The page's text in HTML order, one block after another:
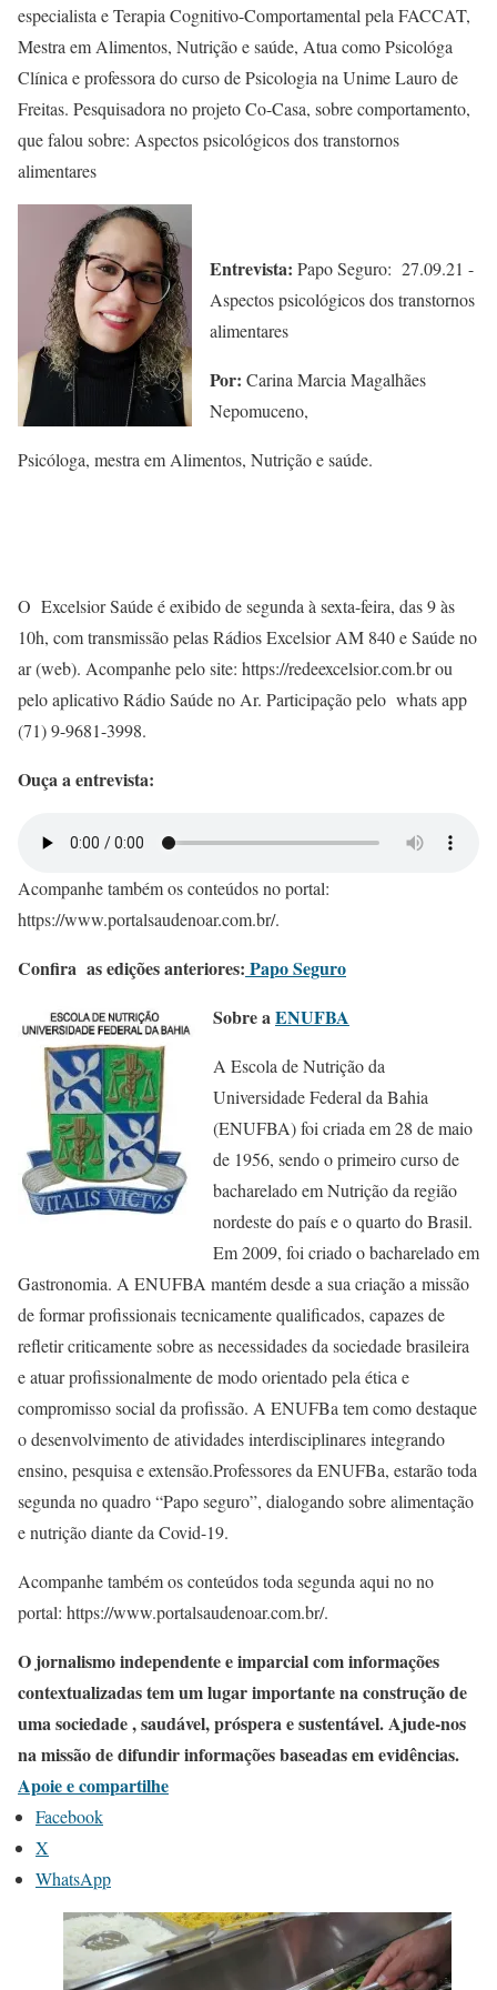
especialista e Terapia Cognitivo-Comportamental pela FACCAT,
Mestra em Alimentos, Nutrição e saúde, Atua como Psicológa
Clínica e professora do curso de Psicologia na Unime Lauro de
Freitas. Pesquisadora no projeto Co-Casa, sobre comportamento,
que falou sobre: Aspectos psicológicos dos transtornos
alimentares
Entrevista: Papo Seguro: 27.09.21 -
Aspectos psicológicos dos transtornos
alimentares
Por: Carina Marcia Magalhães
Nepomuceno,
Psicóloga, mestra em Alimentos, Nutrição e saúde.
O Excelsior Saúde é exibido de segunda à sexta-feira, das 9 às
10h, com transmissão pelas Rádios Excelsior AM 840 e Saúde no
ar (web). Acompanhe pelo site: https://redeexcelsior.com.br ou
pelo aplicativo Rádio Saúde no Ar. Participação pelo whats app
(71) 9-9681-3998.
Ouça a entrevista:
Acompanhe também os conteúdos no portal:
https://www.portalsaudenoar.com.br/.
Confira as edições anteriores: Papo Seguro
Sobre aENUFBA
A Escola de Nutrição da
Universidade Federal da Bahia
(ENUFBA) foi criada em 28 de maio
de 1956, sendo o primeiro curso de
bacharelado em Nutrição da região
nordeste do país e o quarto do Brasil.
Em 2009, foi criado o bacharelado em
Gastronomia. A ENUFBA mantém desde a sua criação a missão
de formar profissionais tecnicamente qualificados, capazes de
refletir criticamente sobre as necessidades da sociedade brasileira
e atuar profissionalmente de modo orientado pela ética e
compromisso social da profissão. A ENUFBa tem como destaque
o desenvolvimento de atividades interdisciplinares integrando
ensino, pesquisa e extensão.Professores da ENUFBa, estarão toda
segunda no quadro “Papo seguro”, dialogando sobre alimentação
e nutrição diante da Covid-19.
Acompanhe também os conteúdos toda segunda aqui no no
portal: https://www.portalsaudenoar.com.br/.
O jornalismo independente e imparcial com informações
contextualizadas tem um lugar importante na construção de
uma sociedade , saudável, próspera e sustentável. Ajude-nos
na missão de difundir informações baseadas em evidências.
Apoie e compartilhe
Facebook
X
WhatsApp